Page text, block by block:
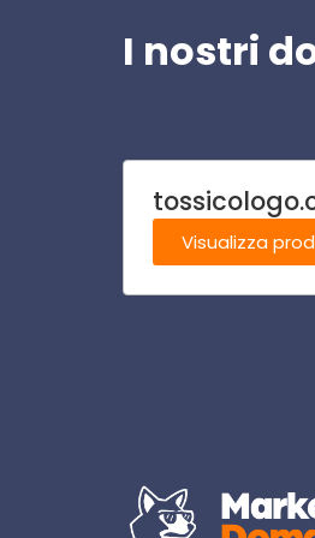
I nostri
Visualizza